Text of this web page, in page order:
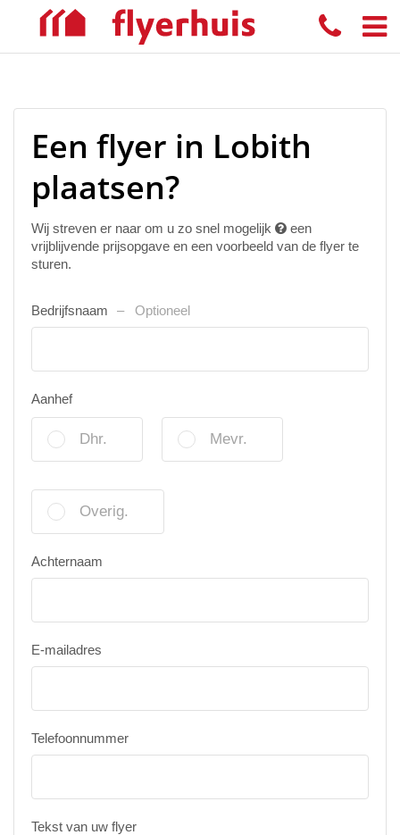
Een flyer in Lobith
plaatsen?
Wij streven er naar om u zo snel mogelijk
een
vrijblijvende prijsopgave en een voorbeeld van de flyer te
sturen.
Bedrijfsnaam Optioneel
Aanhef
Dhr. Mevr.
Overig.
Achternaam
E-mailadres
Telefoonnummer
Tekst van uw flyer